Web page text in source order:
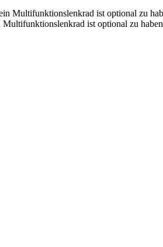
ist optional zu haben